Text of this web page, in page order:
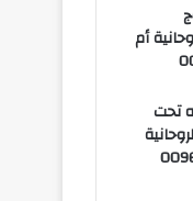
أم
تحت